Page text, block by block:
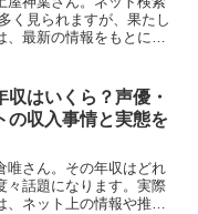
く見られますが、果たし
、最新の情報をもとに土
収はいくら？声優・
の収入事情と実態を
唯さん。その年収はどれ
々話題になります。実際
、ネット上の情報や推定